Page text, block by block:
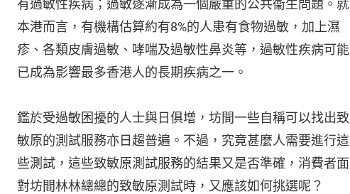
有過敏性疾病；過敏逐漸成為一個嚴重的公共衞生問題。就
本港而言，有機構估算約有8%的人患有食物過敏，加上濕
疹、各類皮膚過敏、哮喘及過敏性鼻炎等，過敏性疾病可能
已成為影響最多香港人的長期疾病之一。
鑑於受過敏困擾的人士與日俱增，坊間一些自稱可以找出致
敏原的測試服務亦日趨普遍。不過，究竟甚麼人需要進行這
些測試，這些致敏原測試服務的結果又是否準確，消費者面
對坊間林林總總的致敏原測試時，又應該如何挑選呢？